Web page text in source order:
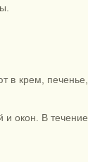
в крем, печенье,
и окон. В течение